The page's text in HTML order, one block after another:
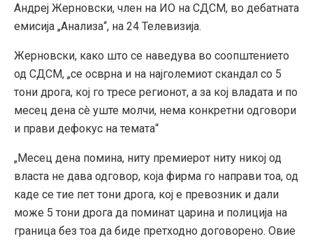
Андреј Жерновски, член на ИО на СДСМ, во дебатната
емисија „Анализа“, на 24 Телевизија.
Жерновски, како што се наведува во соопштението
од СДСМ, „се осврна и на најголемиот скандал со 5
тони дрога, кој го тресе регионот, а за кој владата и по
месец дена сè уште молчи, нема конкретни одговори
и прави дефокус на темата“
„Месец дена помина, ниту премиерот ниту никој од
власта не дава одговор, која фирма го направи тоа, од
каде се тие пет тони дрога, кој е превозник и дали
може 5 тони дрога да поминат царина и полиција на
граница без тоа да биде претходно договорено. Овие